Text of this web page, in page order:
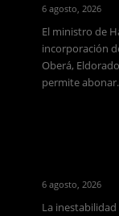
6 agosto, 2026
El ministro de
incorporación
Oberá,
permite
6 agosto, 2026
La